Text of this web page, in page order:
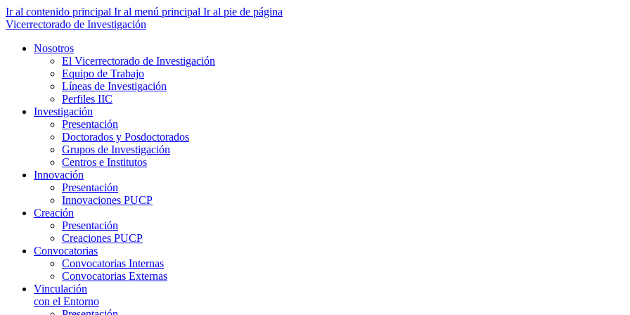
Ir al contenido principal Ir al menú principal Ir al pie de página
Vicerrectorado de Investigación
Nosotros
El Vicerrectorado de Investigación
Equipo de Trabajo
Líneas de Investigación
Perfiles IIC
Investigación
Presentación
Doctorados y Posdoctorados
Grupos de Investigación
Centros e Institutos
Innovación
Presentación
Innovaciones PUCP
Creación
Presentación
Creaciones PUCP
Convocatorias
Convocatorias Internas
Convocatorias Externas
Vinculación
con el Entorno